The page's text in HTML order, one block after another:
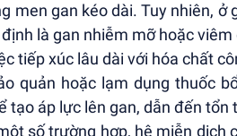
men gan kéo dài. Tuy nhiên, ở
là gan nhiễm mỡ hoặc viêm
tiếp xúc lâu dài với hóa chất
quản hoặc lạm dụng thuốc
tạo áp lực lên gan, dẫn đến
số trường hợp, hệ miễn dịch